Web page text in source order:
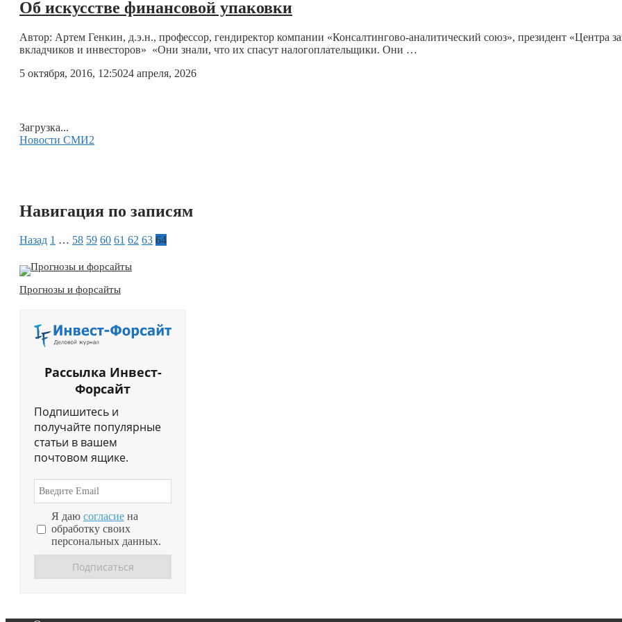
Об искусстве финансовой упаковки
Автор: Артем Генкин, д.э.н., профессор, гендиректор компании «Консалтингово-аналитический союз», президент «Центра
вкладчиков и инвесторов» «Они знали, что их спасут налогоплательщики. Они …
5 октября, 2016, 12:5024 апреля, 2026
Загрузка...
Новости СМИ2
Навигация по записям
Назад 1 … 58 59 60 61 62 63 64
Прогнозы и форсайты
Рассылка Инвест-
Форсайт
Подпишитесь и
получайте популярные
статьи в вашем
почтовом ящике.
Я даю согласие на
обработку своих
персональных данных.